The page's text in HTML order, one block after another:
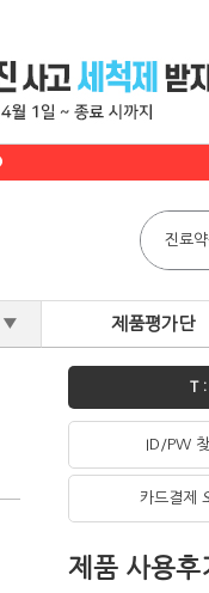
▼ 제품평가단
T
ID/PW 찾
카드결제
제품 사용후